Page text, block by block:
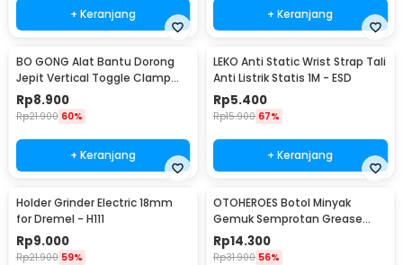
+ Keranjang + Keranjang
BO GONG Alat Bantu Dorong
Jepit Vertical Toggle Clamp
Hold Down Handle - GH-13009
Rp8.900
Rp21.900 60%
+ Keranjang
LEKO Anti Static Wrist Strap Tali
Anti Listrik Statis 1M - ESD
Rp5.400
Rp15.900 67%
+ Keranjang
Holder Grinder Electric 18mm
for Dremel - H111
Rp9.000
Rp21.900 59%
OTOHEROES Botol Minyak
Gemuk Semprotan Grease
Gun 250ml - Q001
Rp14.300
Rp31.900 56%